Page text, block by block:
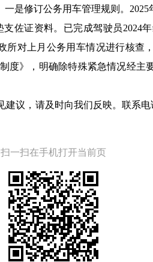
是修订公务用车管理规则。
佐证资料。已完成驾驶员2024
对上月公务用车情况进行核查
度》，明确除特殊紧急情况经
议，请及时向我们反映。联系
扫一扫在手机打开当前页